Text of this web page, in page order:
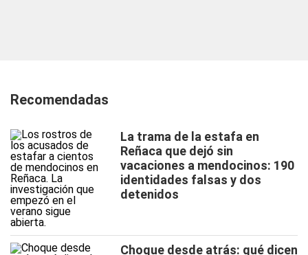
Recomendadas
La trama de la estafa en
Reñaca que dejó sin
vacaciones a mendocinos: 190
identidades falsas y dos
detenidos
Choque desde atrás: qué dicen